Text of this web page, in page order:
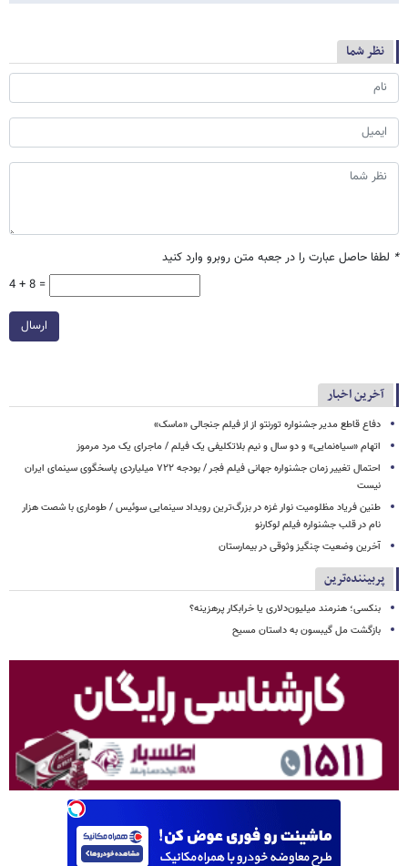
نظر شما
* لطفا حاصل عبارت را در جعبه متن روبرو وارد کنید
4 + 8 =
ارسال
آخرین اخبار
دفاع قاطع مدیر جشنواره تورنتو از از فیلم جنجالی «ماسک»
اتهام «سیاه‌نمایی» و دو سال و نیم بلاتکلیفی یک فیلم / ماجرای یک مرد مرموز
احتمال تغییر زمان جشنواره جهانی فیلم فجر / بودجه ۷۲۲ میلیاردی پاسخگوی سینمای ایران
نیست
طنین فریاد مظلومیت نوار غزه در بزرگ‌ترین رویداد سینمایی سوئیس / طوماری با شصت هزار
نام در قلب جشنواره فیلم لوکارنو
آخرین وضعیت چنگیز وثوقی در بیمارستان
پربیننده‌ترین
بنکسی؛ هنرمند میلیون‌دلاری یا خرابکار پرهزینه؟
بازگشت مل گیبسون به داستان مسیح